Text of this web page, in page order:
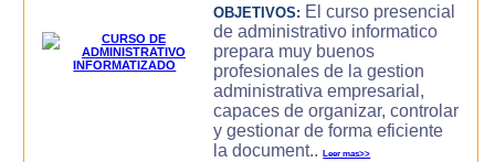
OBJETIVOS: El curso presencial
de administrativo informatico
prepara muy buenos
profesionales de la gestion
administrativa empresarial,
capaces de organizar, controlar
y gestionar de forma eficiente
la document..Leer mas>>